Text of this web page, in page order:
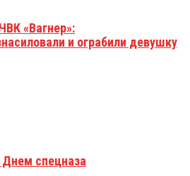
«Вагнер»:
и ограбили девушку
спецназа